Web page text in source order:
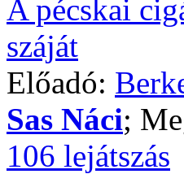
A pécskai
száját
Előadó:
Sas Náci;
106 lejátszás